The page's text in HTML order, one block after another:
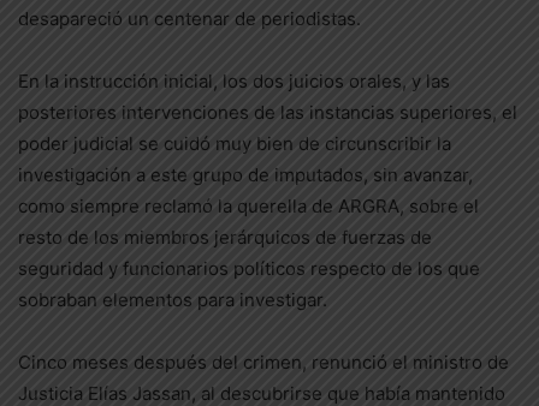
desapareció un centenar de periodistas.
En la instrucción inicial, los dos juicios orales, y las
posteriores intervenciones de las instancias superiores, el
poder judicial se cuidó muy bien de circunscribir la
investigación a este grupo de imputados, sin avanzar,
como siempre reclamó la querella de ARGRA, sobre el
resto de los miembros jerárquicos de fuerzas de
seguridad y funcionarios políticos respecto de los que
sobraban elementos para investigar.
Cinco meses después del crimen, renunció el ministro de
Justicia Elías Jassan, al descubrirse que había mantenido